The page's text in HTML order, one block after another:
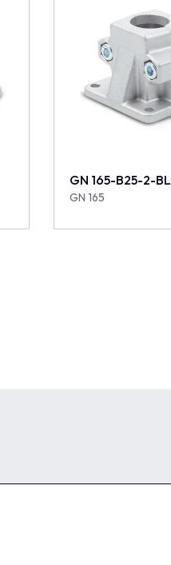
GN 165-B25-2-BL
GN 165